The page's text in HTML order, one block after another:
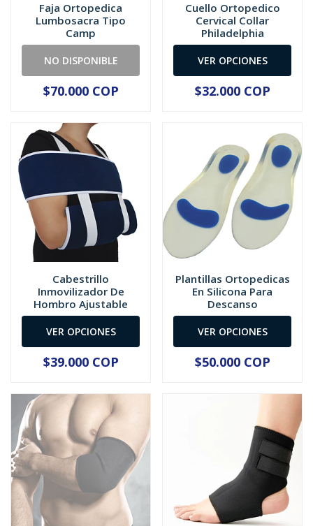
Faja Ortopedica
Lumbosacra Tipo
Camp
NO DISPONIBLE
$70.000 COP
Cuello Ortopedico
Cervical Collar
Philadelphia
VER OPCIONES
$32.000 COP
Cabestrillo
Inmovilizador De
Hombro Ajustable
VER OPCIONES
$39.000 COP
Plantillas Ortopedicas
En Silicona Para
Descanso
VER OPCIONES
$50.000 COP